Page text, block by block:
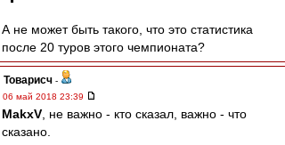
А не может быть такого, что это статистика
после 20 туров этого чемпионата?
Товарисч -
06 май 2018 23:39
MakxV , не важно - кто сказал, важно - что
сказано.